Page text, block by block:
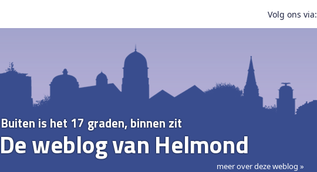
Volg ons via:
Buiten is het 17 graden, binnen zit
De weblog van Helmond
meer over deze weblog »